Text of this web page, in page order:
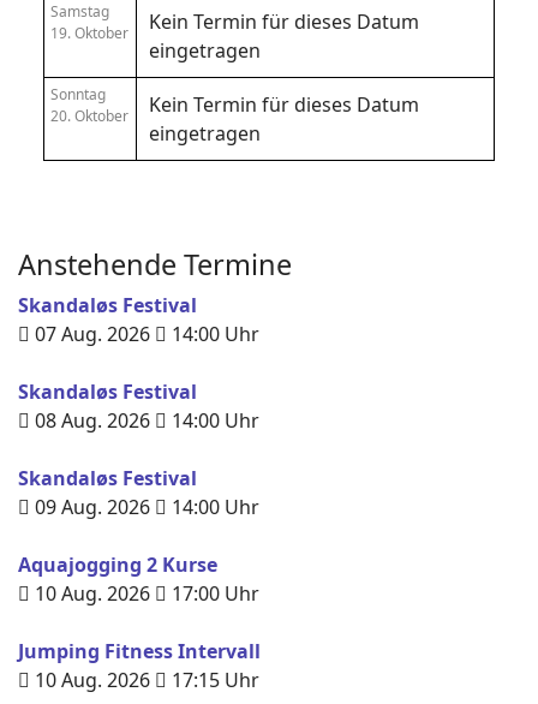
Samstag
19. Oktober
Kein Termin für dieses Datum
eingetragen
Sonntag
20. Oktober
Kein Termin für dieses Datum
eingetragen
Anstehende Termine
Skandaløs Festival
07 Aug. 2026
14:00 Uhr
Skandaløs Festival
08 Aug. 2026
14:00 Uhr
Skandaløs Festival
09 Aug. 2026
14:00 Uhr
Aquajogging 2 Kurse
10 Aug. 2026
17:00 Uhr
Jumping Fitness Intervall
10 Aug. 2026
17:15 Uhr